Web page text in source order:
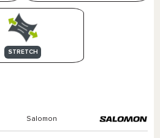
STRETCH
Salomon